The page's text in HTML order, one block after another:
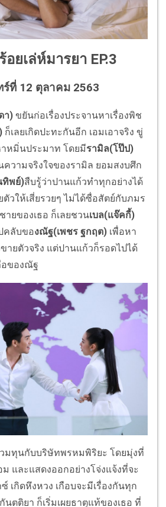
ร้อยเล่ห์มารยา EP.3
ที่ 12 ตุลาคม 2563
า) ขยันก่อเรื่องประจานหาเรื่องพิช
ก็เลยเกิดปะทะกันอีก เอมเอาจริง ขู่
หมิ่นประมาท โดยมีรามิล(โป๊ป)
ความจริงใจของรามิล ยอมสงบศึก
ทิพย์)สืบรู้ว่าปานแก้วทำทุกอย่างได้
ตัวให้เสี่ยรวยๆ ไม่ได้ซื่อสัตย์กับภมร
ายของเธอ ก็เลยชวนเบล(แจ๊คกี้)
คลับของณัฐ(เพชร ฐกฤต) เพื่อหา
ายตัวจริง แต่ปานแก้วก็รอดไปได้
อของณัฐ
มทุนกับบริษัทพรหมพิริยะ โดยมุ่งที่
และแสดงออกอย่างโจ่งแจ้งที่จะ
เกิดหึงหวง เกือบจะมีเรื่องกันทุก
นตติยา ก็เริ่มเผยธาตุแท้ของเธอ ที่